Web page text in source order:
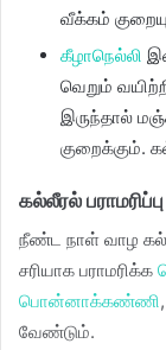
வீக்கம்
கீழாநெல்லி
வெறும்
இருந்தால்
குறைக்கும்.
கல்லீரல் பராமரிப்பு
நீண்ட நாள் வாழ
சரியாக பராமரிக்க
பொன்னாக்கண்ணி
வேண்டும்.